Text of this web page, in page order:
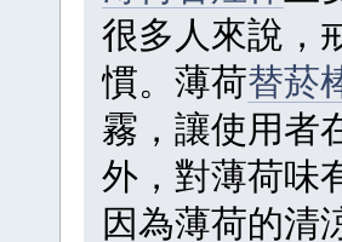
很多人來說，
慣。薄荷替菸
霧，讓使用者
外，對薄荷味
因為薄荷的清